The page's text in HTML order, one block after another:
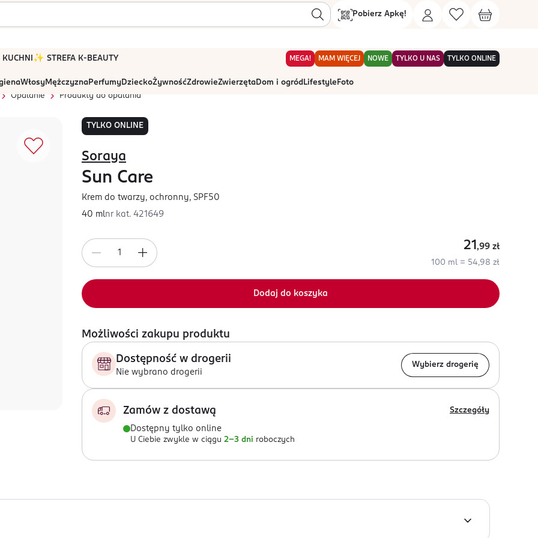
Pobierz Apkę!
KUCHNI ✨ STREFA K-BEAUTY MEGA! MAM WIĘCEJ NOWE TYLKO U NAS TYLKO ONLINE
WłosyMężczyznaPerfumyDzieckoŻywnośćZdrowieZwierzętaDom i ogród Lifestyle Foto
Opalanie
Produkty do opalania
TYLKO ONLINE
Soraya
Sun Care
Krem do twarzy, ochronny, SPF50
40 mlnr kat. 421649
21 ,99 zł
100 ml = 54,98 zł
Dodaj do koszyka
Możliwości zakupu produktu
Dostępność w drogerii
Nie wybrano drogerii
Wybierz drogerię
Zamów z dostawą Szczegóły
Dostępny tylko online
U Ciebie zwykle w ciągu 2-3 dni roboczych